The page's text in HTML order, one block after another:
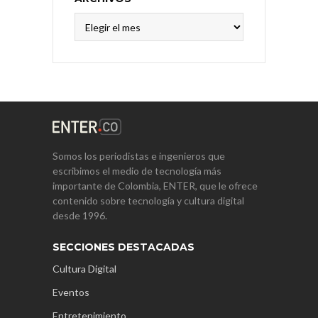
Somos los periodistas e ingenieros que
escribimos el medio de tecnología más
importante de Colombia, ENTER, que le ofrece
contenido sobre tecnología y cultura digital
desde 1996.
SECCIONES DESTACADAS
Cultura Digital
Eventos
Entretenimiento